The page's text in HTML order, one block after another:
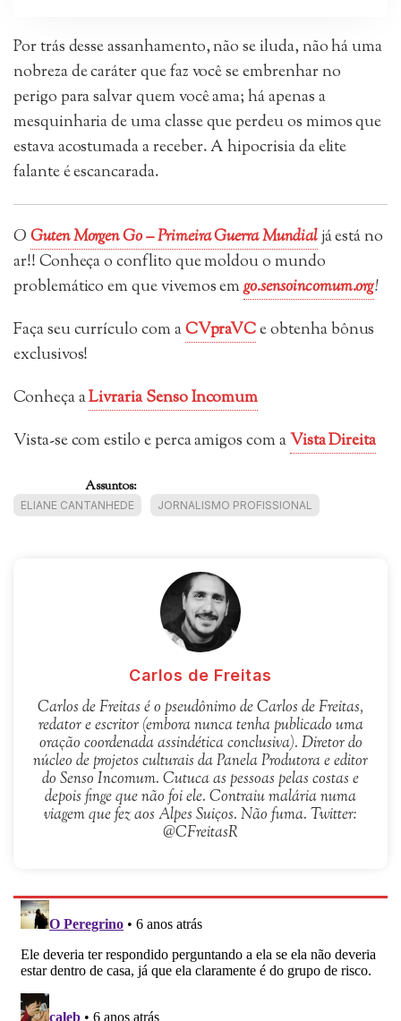
Por trás desse assanhamento, não se iluda, não há uma
nobreza de caráter que faz você se embrenhar no
perigo para salvar quem você ama; há apenas a
mesquinharia de uma classe que perdeu os mimos que
estava acostumada a receber. A hipocrisia da elite
falante é escancarada.
OGuten Morgen Go – Primeira Guerra Mundialjá está no
ar!! Conheça o conflito que moldou o mundo
problemático em que vivemos emgo.sensoincomum.org!
Faça seu currículo com aCVpraVCe obtenha bônus
exclusivos!
Conheça aLivraria Senso Incomum
Vista-se com estilo e perca amigos com aVista Direita
Assuntos:
ELIANE CANTANHEDE JORNALISMO PROFISSIONAL
Carlos de Freitas
Carlos de Freitas é o pseudônimo de Carlos de Freitas,
redator e escritor (embora nunca tenha publicado uma
oração coordenada assindética conclusiva). Diretor do
núcleo de projetos culturais da Panela Produtora e editor
do Senso Incomum. Cutuca as pessoas pelas costas e
depois finge que não foi ele. Contraiu malária numa
viagem que fez aos Alpes Suiços. Não fuma. Twitter:
@CFreitasR